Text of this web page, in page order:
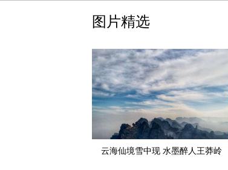
图片精选
云海仙境雪中现 水墨醉人王莽岭